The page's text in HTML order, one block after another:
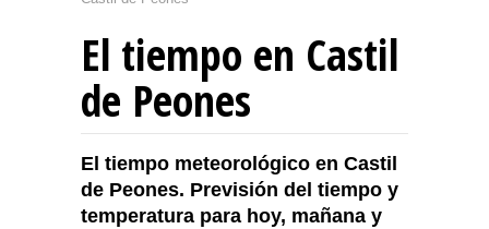
El tiempo en Castil
de Peones
El tiempo meteorológico en Castil
de Peones. Previsión del tiempo y
temperatura para hoy, mañana y